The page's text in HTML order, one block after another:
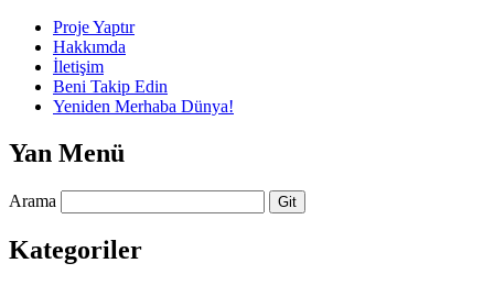
Proje Yaptır
Hakkımda
İletişim
Beni Takip Edin
Yeniden Merhaba Dünya!
Yan Menü
Arama
Kategoriler